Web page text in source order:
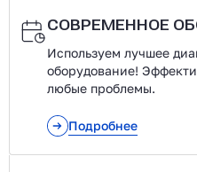
СОВРЕМЕННОЕ
Используем лучшее
оборудование!
любые проблемы.
Подробнее